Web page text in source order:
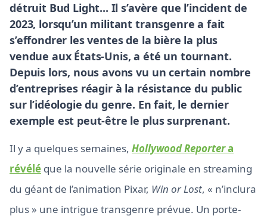
détruit Bud Light... Il s’avère que l’incident de
2023, lorsqu’un militant transgenre a fait
s’effondrer les ventes de la bière la plus
vendue aux États-Unis, a été un tournant.
Depuis lors, nous avons vu un certain nombre
d’entreprises réagir à la résistance du public
sur l’idéologie du genre. En fait, le dernier
exemple est peut-être le plus surprenant.
Il y a quelques semaines, Hollywood Reportera
révélé que la nouvelle série originale en streaming
du géant de l’animation Pixar, Win or Lost, « n’inclura
plus » une intrigue transgenre prévue. Un porte-